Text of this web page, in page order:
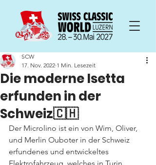
Die moderne Isetta
erfunden in der
Schweiz🇨🇭
SCW
17. Nov. 2022 1 Min. Lesezeit
Der Microlino ist ein von Wim, Oliver,
und Merlin Ouboter in der Schweiz
erfundenes und entwickeltes